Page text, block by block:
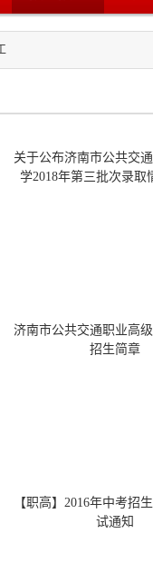
关于公布济南市公共交
学2018年第三批次录取
济南市公共交通职业高
招生简章
【职高】2016年中考招
试通知